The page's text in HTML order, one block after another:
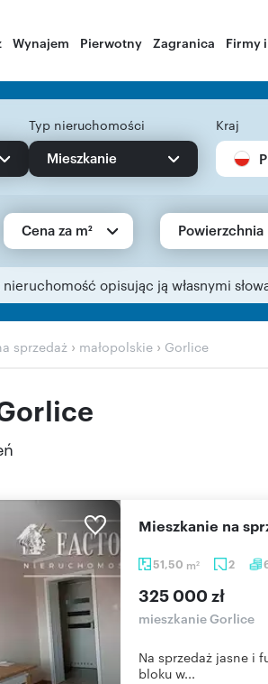
Wynajem Pierwotny Zagranica Firmy
Typ nieruchomości
Mieszkanie
Kraj
Cena za m² Powierzchnia
nieruchomość opisując ją własnymi
sprzedaż › małopolskie › Gorlice
51,50 m2 2
mieszkanie na
325 000 zł
mieszkanie Gorlice
Na sprzedaż jasne i
bloku w...